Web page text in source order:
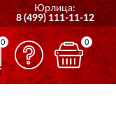
ПО ВСЕЙ РОССИИ
Юрлица:
8 (499) 111-11-12
0 0